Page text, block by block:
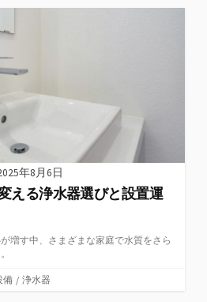
年8月6日
える浄水器選びと設置運
増す中、さまざまな家庭で水質をさら
備 / 浄水器